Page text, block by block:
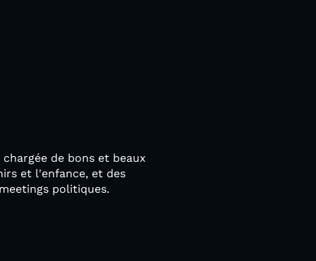
de bons et beaux
et l'enfance, et des
politiques.